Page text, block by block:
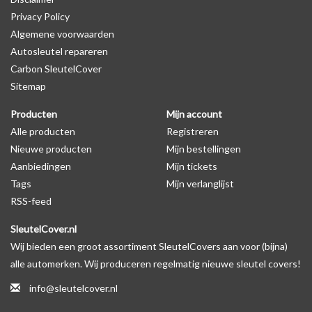
Levering
Voor 16:00 besteld = Dezelfde dag verzonden
Verzending naar België: 1/3 werkdagen
Merk: SleutelCover
Geschikt voor: Opel
Gewicht: 20g
Materiaal: Siliconen
Geschikt voor o.a. de volgende modellen:
* Afhankelijk van het bouwjaar
* Controleer
altijd alsnog eerst uw model sleutel met het
Privacy Policy
Algemene voorwaarden
Autosleutel repareren
Carbon SleutelCover
Sitemap
Producten
Alle producten
Nieuwe producten
Aanbiedingen
Tags
RSS-feed
Mijn account
Registreren
Mijn bestellingen
Mijn tickets
Mijn verlanglijst
SleutelCover.nl
Wij bieden een groot assortiment SleutelCovers aan voor (bijna)
alle automerken. Wij produceren regelmatig nieuwe sleutel covers!
info@sleutelcover.nl